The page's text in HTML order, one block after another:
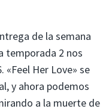
de la semana
temporada 2 nos
«Feel Her Love» se
y ahora podemos
a la muerte de